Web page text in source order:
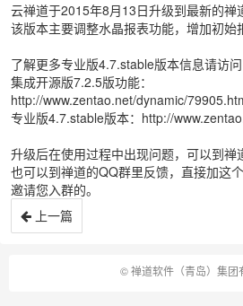
云禅道于2015年8月13日升级到最新的禅
该版本主要调整水晶报表功能，增加初始
了解更多专业版4.7.stable版本信息请访问
集成开源版7.2.5版功能：
http://www.zentao.net/dynamic/
专业版4.7.stable版本： http://
升级后在使用过程中出现问题，可以到禅
也可以到禅道的QQ群里反馈，直接加这
邀请您入群的。
上一篇
©禅道软件（青岛）集团